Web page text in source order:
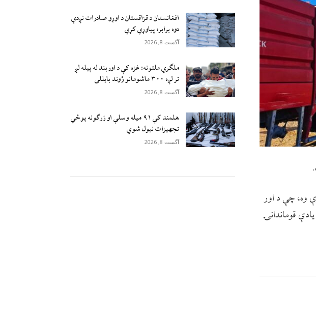
افغانستان د قزاقستان د اوړو صادرات نږدې
دوه برابره پیاوړي کړي
آگست 8, 2026
ملګري ملتونه: غزه کې د اوربند له پیله لږ
تر لږه ۳۰۰ ماشومانو ژوند بايللی
آگست 8, 2026
هلمند کې ۹۱ میله وسلې او زرګونه پوځي
تجهیزات نیول شوي
آگست 8, 2026
وه، چې د اور
قوماندانۍ